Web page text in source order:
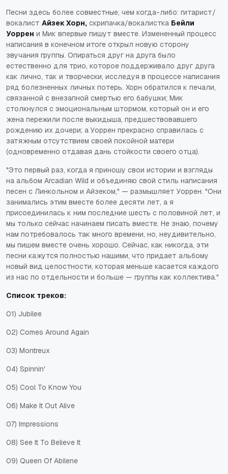
Песни здесь более совместные, чем когда-либо: гитарист/
вокалист Айзек Хорн, скрипачка/вокалистка Бейли
Уоррен и Мик впервые пишут вместе. Измененный процесс
написания в конечном итоге открыл новую сторону
звучания группы. Опираться друг на друга было
естественно для трио, которое поддерживало друг друга
как лично, так и творчески, исследуя в процессе написания
ряд болезненных личных потерь. Хорн обратился к печали,
связанной с внезапной смертью его бабушки; Мик
столкнулся с эмоциональным штормом, который он и его
жена пережили после выкидыша, предшествовавшего
рождению их дочери; а Уоррен прекрасно справилась с
затяжным отсутствием своей покойной матери
(одновременно отдавая дань стойкости своего отца).
"Это первый раз, когда я приношу свои истории и взгляды
на альбом Arcadian Wild и объединяю свой стиль написания
песен с Линкольном и Айзеком," — размышляет Уоррен. "Они
занимались этим вместе более десяти лет, а я
присоединилась к ним последние шесть с половиной лет, и
мы только сейчас начинаем писать вместе. Не знаю, почему
нам потребовалось так много времени, но, неудивительно,
мы пишем вместе очень хорошо. Сейчас, как никогда, эти
песни кажутся полностью нашими, что придает альбому
новый вид целостности, которая меньше касается каждого
из нас по отдельности и больше — группы как коллектива."
Список треков:
01) Jubilee
02) Comes Around Again
03) Montreux
04) Spinnin'
05) Cool To Know You
06) Make It Out Alive
07) Impressions
08) See It To Believe It
09) Queen Of Abilene